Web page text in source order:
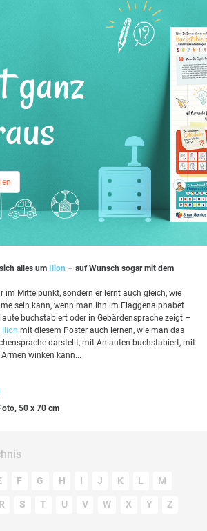
ganz
alles um Ilion – auf Wunsch sogar mit dem
im Mittelpunkt, sondern er lernt auch gleich, wie
sein kann, wenn man ihn im Flaggenalphabet
buchstabiert oder in Gebärdensprache zeigt –
Ilion mit diesem Poster auch lernen, wie man das
darstellt, mit Anlauten buchstabiert, mit
winken kann...
50 x 70 cm
F G H I J K L M
R S T U V W X Y Z